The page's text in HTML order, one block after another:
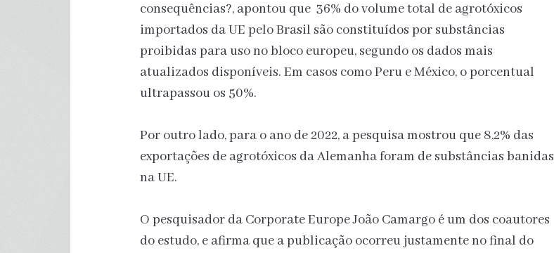
consequências?, apontou que 36% do volume total de agrotóxicos
importados da UE pelo Brasil são constituídos por substâncias
proibidas para uso no bloco europeu, segundo os dados mais
atualizados disponíveis. Em casos como Peru e México, o porcentual
ultrapassou os 50%.
Por outro lado, para o ano de 2022, a pesquisa mostrou que 8,2% das
exportações de agrotóxicos da Alemanha foram de substâncias banidas
na UE.
O pesquisador da Corporate Europe João Camargo é um dos coautores
do estudo, e afirma que a publicação ocorreu justamente no final do